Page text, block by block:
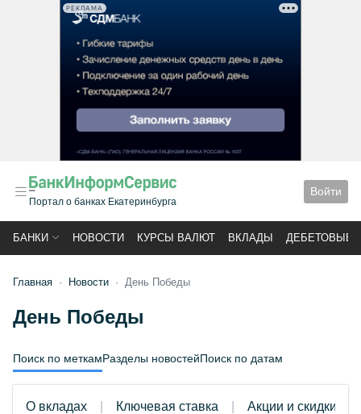
РЕКЛАМА
Портал о банках Екатеринбурга
Войти
БАНКИ НОВОСТИ КУРСЫ ВАЛЮТ ВКЛАДЫ ДЕБЕТОВЫЕ
Главная Новости День Победы
День Победы
Поиск по меткамРазделы новостейПоиск по датам
О вкладах Ключевая ставка Акции и скидки